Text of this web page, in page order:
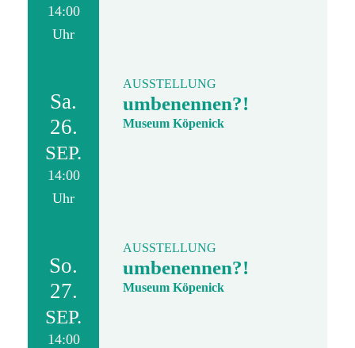
14:00
Uhr
Sa.
26.
SEP.
14:00
Uhr
AUSSTELLUNG
umbenennen?!
Museum Köpenick
So.
27.
SEP.
14:00
AUSSTELLUNG
umbenennen?!
Museum Köpenick